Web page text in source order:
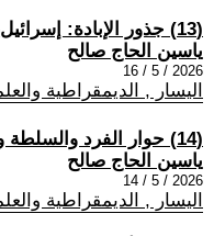
(13) جذور الإبادة: إسرائيل، الغرب، العرب
ياسين الحاج صالح
2026 / 5 / 16
اليسار , الديمقراطية
(14) حوار الفرد والسلطة والعائلة في المجتمع
ياسين الحاج صالح
2026 / 5 / 14
اليسار , الديمقراطية